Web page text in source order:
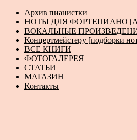
Архив пианистки
НОТЫ ДЛЯ ФОРТЕПИАНО
ВОКАЛЬНЫЕ
Концертмейстеру [подборки
ВСЕ КНИГИ
ФОТОГАЛЕРЕЯ
СТАТЬИ
МАГАЗИН
Контакты